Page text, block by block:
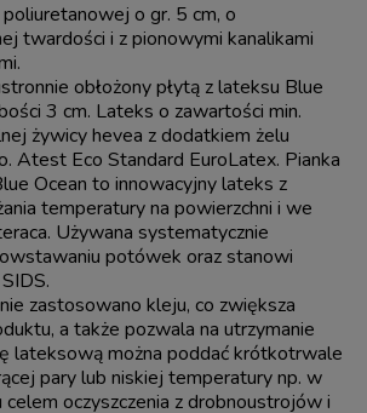
o gr. 5 cm, o
twardości i z pionowymi kanalikami
obłożony płytą z lateksu Blue
3 cm. Lateks o zawartości min.
żywicy hevea z dodatkiem żelu
Atest Eco Standard EuroLatex. Pianka
Ocean to innowacyjny lateks z
temperatury na powierzchni i we
Używana systematycznie
potówek oraz stanowi
zastosowano kleju, co zwiększa
a także pozwala na utrzymanie
lateksową można poddać krótkotrwale
pary lub niskiej temperatury np. w
celem oczyszczenia z drobnoustrojów i